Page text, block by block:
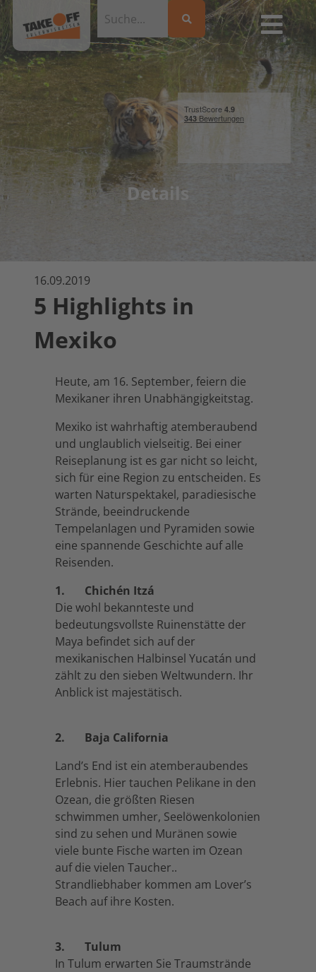
Details
16.09.2019
5 Highlights in
Mexiko
Heute, am 16. September, feiern die
Mexikaner ihren Unabhängigkeitstag.
Mexiko ist wahrhaftig atemberaubend
und unglaublich vielseitig. Bei einer
Reiseplanung ist es gar nicht so leicht,
sich für eine Region zu entscheiden. Es
warten Naturspektakel, paradiesische
Strände, beeindruckende
Tempelanlagen und Pyramiden sowie
eine spannende Geschichte auf alle
Reisenden.
1. Chichén Itzá
Die wohl bekannteste und
bedeutungsvollste Ruinenstätte der
Maya befindet sich auf der
mexikanischen Halbinsel Yucatán und
zählt zu den sieben Weltwundern. Ihr
Anblick ist majestätisch.
2. Baja California
Land’s End ist ein atemberaubendes
Erlebnis. Hier tauchen Pelikane in den
Ozean, die größten Riesen
schwimmen umher, Seelöwenkolonien
sind zu sehen und Muränen sowie
viele bunte Fische warten im Ozean
auf die vielen Taucher..
Strandliebhaber kommen am Lover’s
Beach auf ihre Kosten.
3. Tulum
In Tulum erwarten Sie Traumstrände